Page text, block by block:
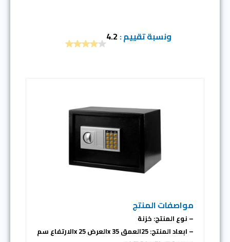
ونسبة تقييم : 4.2
مواصفات المنتج
– نوع المنتج: خزنة
– ابعاد المنتج: 25العمق x 35العرض x 25الارتفاع سم